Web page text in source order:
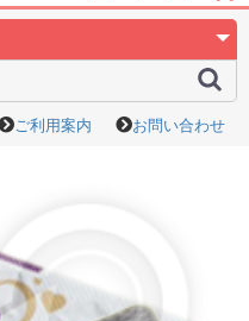
ご利用案内 お問い合わせ